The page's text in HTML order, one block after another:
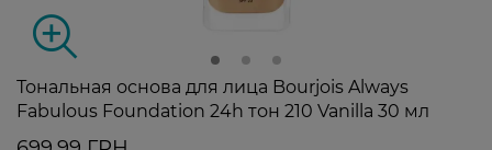
Тональная основа для лица Bourjois Always
Fabulous Foundation 24h тон 210 Vanilla 30 мл